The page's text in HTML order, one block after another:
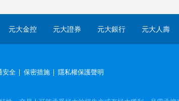
元大金控 元大證券 元大銀行 元大人壽
安全 保密措施 隱私權保護聲明